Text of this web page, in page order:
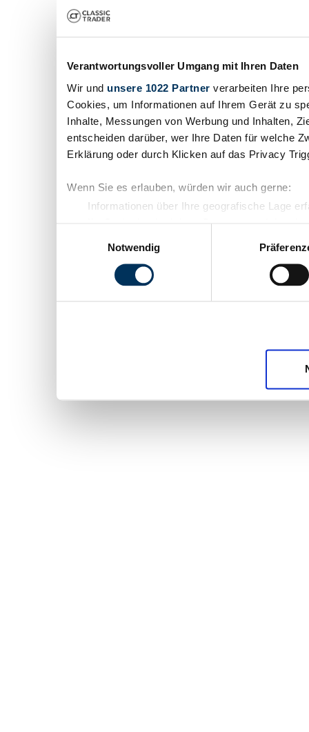
Verantwortungsvoller Umgang mit Ihren Daten
Wir und unsere 1022 Partner verarbeiten Ihre
Cookies, um Informationen auf Ihrem Gerät zu
Inhalte, Messungen von Werbung und Inhalten,
entscheiden darüber, wer Ihre Daten für welche
Erklärung oder durch Klicken auf das Privacy
Wenn Sie es erlauben, würden wir auch gerne:
Informationen über Ihre geografische Lage
Ihr Gerät durch aktives Scannen nach
Erfahren Sie mehr darüber, wie Ihre
Notwendig